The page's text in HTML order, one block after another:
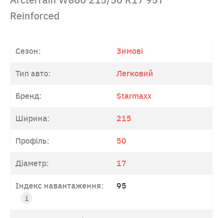
Reinforced
Сезон: Зимові
Тип авто: Легковий
Бренд: Starmaxx
Ширина: 215
Профіль: 50
Діаметр: 17
Індекс навантаження: 95